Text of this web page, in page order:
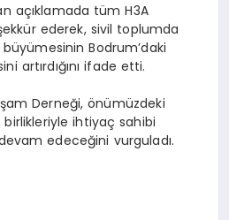
açıklamada tüm H3A
ederek, sivil toplumda
Bodrum’daki
artırdığını ifade etti.
Derneği, önümüzdeki
ihtiyaç sahibi
edeceğini vurguladı.